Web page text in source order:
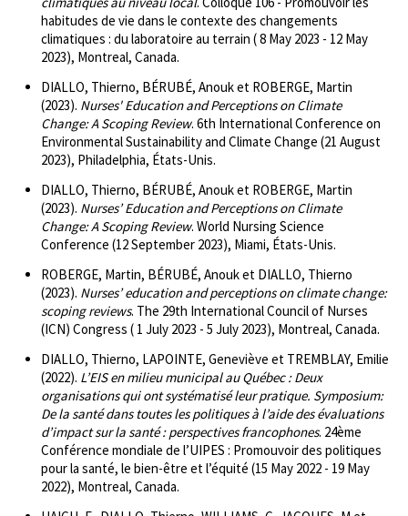
habitudes de vie dans le contexte des changements
climatiques : du laboratoire au terrain ( 8 May 2023 - 12 May
2023), Montreal, Canada.
DIALLO, Thierno, BÉRUBÉ, Anouk et ROBERGE, Martin
(2023). Nurses' Education and Perceptions on Climate
Change: A Scoping Review. 6th International Conference on
Environmental Sustainability and Climate Change (21 August
2023), Philadelphia, États-Unis.
DIALLO, Thierno, BÉRUBÉ, Anouk et ROBERGE, Martin
(2023). Nurses’ Education and Perceptions on Climate
Change: A Scoping Review. World Nursing Science
Conference (12 September 2023), Miami, États-Unis.
ROBERGE, Martin, BÉRUBÉ, Anouk et DIALLO, Thierno
(2023). Nurses’ education and perceptions on climate change:
scoping reviews. The 29th International Council of Nurses
(ICN) Congress ( 1 July 2023 - 5 July 2023), Montreal, Canada.
DIALLO, Thierno, LAPOINTE, Geneviève et TREMBLAY, Emilie
(2022). L’EIS en milieu municipal au Québec : Deux
organisations qui ont systématisé leur pratique. Symposium:
De la santé dans toutes les politiques à l’aide des évaluations
d’impact sur la santé : perspectives francophones. 24ème
Conférence mondiale de l’UIPES : Promouvoir des politiques
pour la santé, le bien-être et l’équité (15 May 2022 - 19 May
2022), Montreal, Canada.